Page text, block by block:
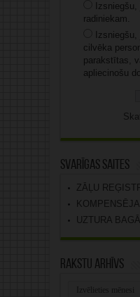
radiniekam.
cilvēka
parakstītas,
apliecinošu
Svarīgas saites
ZĀĻU
UZTURA
Rakstu arhīvs